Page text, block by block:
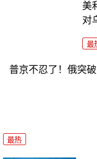
美
对
最
普京不忍了！俄突
最热